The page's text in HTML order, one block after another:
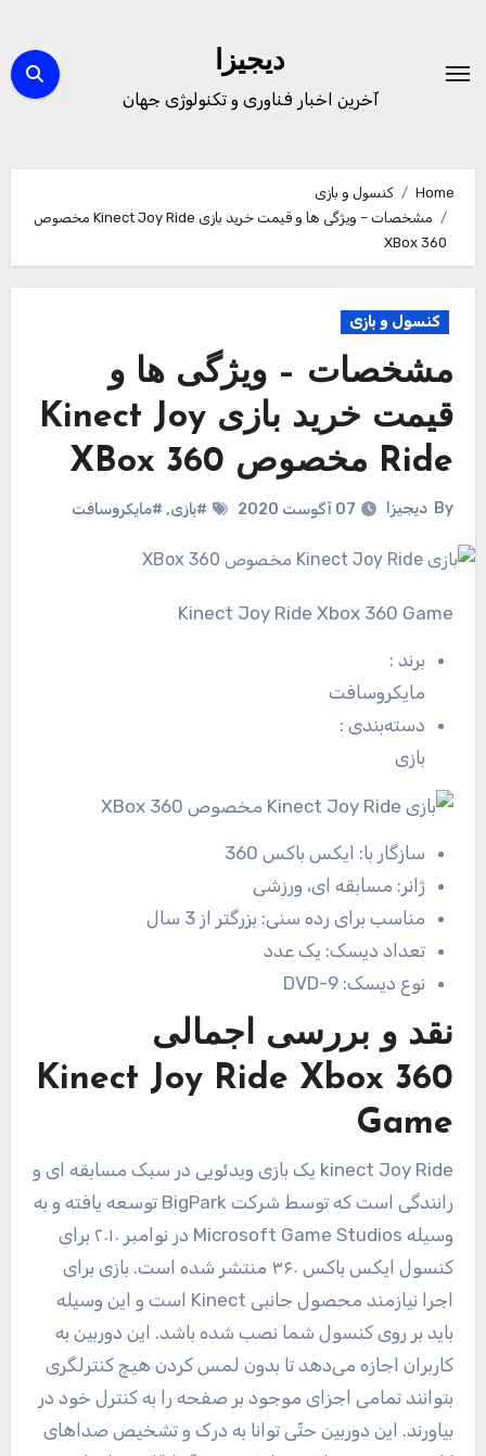
content
دیجیزا
آخرین اخبار فناوری و تکنولوژی جهان
Home
کنسول و بازی
مشخصات – ویژگی ها و قیمت خرید بازی Kinect Joy Ride مخصوص
XBox 360
کنسول و بازی
مشخصات – ویژگی ها و
قیمت خرید بازی Kinect Joy
Ride مخصوص XBox 360
By دیجیزا 07 آگوست 2020 #بازی, #مایکروسافت
Kinect Joy Ride Xbox 360 Game
برند:
مایکروسافت
دسته‌بندی:
بازی
سازگار با: ایکس باکس 360
ژانر: مسابقه ای، ورزشی
مناسب برای رده سنی: بزرگتر از 3 سال
تعداد دیسک: یک عدد
نوع دیسک: DVD-9
نقد و بررسی اجمالی
Kinect Joy Ride Xbox 360
Game
kinect Joy Ride یک بازی ویدئویی در سبک مسابقه ای و
رانندگی است که توسط شرکت BigPark توسعه یافته و به
وسیله Microsoft Game Studios در نوامبر ۲۰۱۰ برای
کنسول ایکس باکس ۳۶۰ منتشر شده است. بازی برای
اجرا نیازمند محصول جانبی Kinect است و این وسیله
باید بر روی کنسول شما نصب شده باشد. این دوربین به
کاربران اجازه می‌دهد تا بدون لمس کردن هیچ کنترلگری
بتوانند تمامی اجزای موجود بر صفحه را به کنترل خود در
بیاورند. این دوربین حتّی توانا به درک و تشخیص صداهای